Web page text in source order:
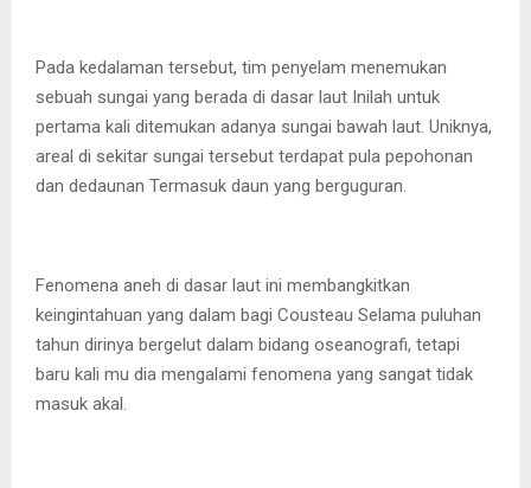
Pada kedalaman tersebut, tim penyelam menemukan
sebuah sungai yang berada di dasar laut Inilah untuk
pertama kali ditemukan adanya sungai bawah laut. Uniknya,
areal di sekitar sungai tersebut terdapat pula pepohonan
dan dedaunan Termasuk daun yang berguguran.
Fenomena aneh di dasar laut ini membangkitkan
keingintahuan yang dalam bagi Cousteau Selama puluhan
tahun dirinya bergelut dalam bidang oseanografi, tetapi
baru kali mu dia mengalami fenomena yang sangat tidak
masuk akal.